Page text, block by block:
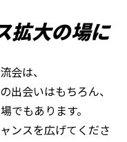
拡大の場に
会は、
出会いはもちろん、
でもあります。
ンスを広げてくださ